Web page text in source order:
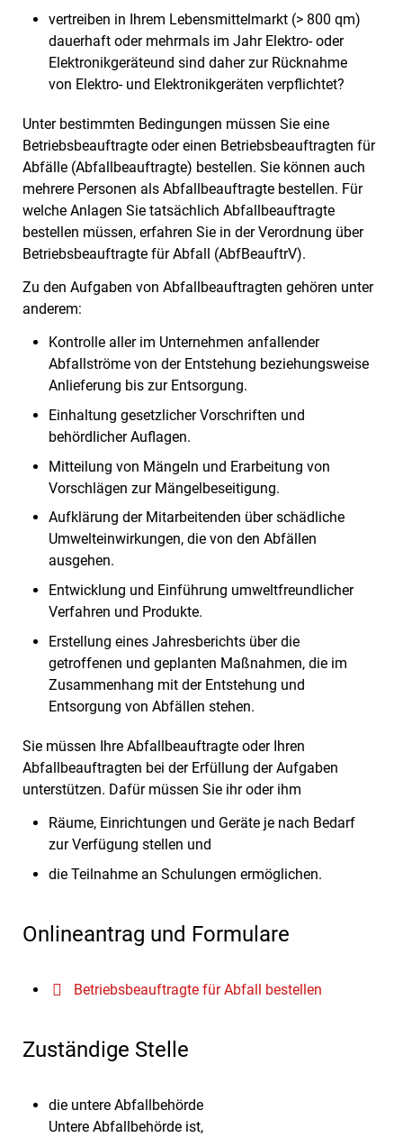
vertreiben in Ihrem Lebensmittelmarkt (> 800 qm)
dauerhaft oder mehrmals im Jahr Elektro- oder
Elektronikgeräteund sind daher zur Rücknahme
von Elektro- und Elektronikgeräten verpflichtet?
Unter bestimmten Bedingungen müssen Sie eine
Betriebsbeauftragte oder einen Betriebsbeauftragten für
Abfälle (Abfallbeauftragte) bestellen. Sie können auch
mehrere Personen als Abfallbeauftragte bestellen. Für
welche Anlagen Sie tatsächlich Abfallbeauftragte
bestellen müssen, erfahren Sie in der Verordnung über
Betriebsbeauftragte für Abfall (AbfBeauftrV).
Zu den Aufgaben von Abfallbeauftragten gehören unter
anderem:
Kontrolle aller im Unternehmen anfallender
Abfallströme von der Entstehung beziehungsweise
Anlieferung bis zur Entsorgung.
Einhaltung gesetzlicher Vorschriften und
behördlicher Auflagen.
Mitteilung von Mängeln und Erarbeitung von
Vorschlägen zur Mängelbeseitigung.
Aufklärung der Mitarbeitenden über schädliche
Umwelteinwirkungen, die von den Abfällen
ausgehen.
Entwicklung und Einführung umweltfreundlicher
Verfahren und Produkte.
Erstellung eines Jahresberichts über die
getroffenen und geplanten Maßnahmen, die im
Zusammenhang mit der Entstehung und
Entsorgung von Abfällen stehen.
Sie müssen Ihre Abfallbeauftragte oder Ihren
Abfallbeauftragten bei der Erfüllung der Aufgaben
unterstützen. Dafür müssen Sie ihr oder ihm
Räume, Einrichtungen und Geräte je nach Bedarf
zur Verfügung stellen und
die Teilnahme an Schulungen ermöglichen.
Onlineantrag und Formulare
Betriebsbeauftragte für Abfall bestellen
Zuständige Stelle
die untere Abfallbehörde
Untere Abfallbehörde ist,